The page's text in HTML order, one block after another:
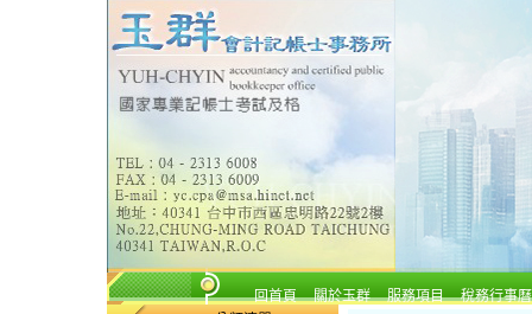
回首頁 關於玉群 服務項目
稅務行事曆